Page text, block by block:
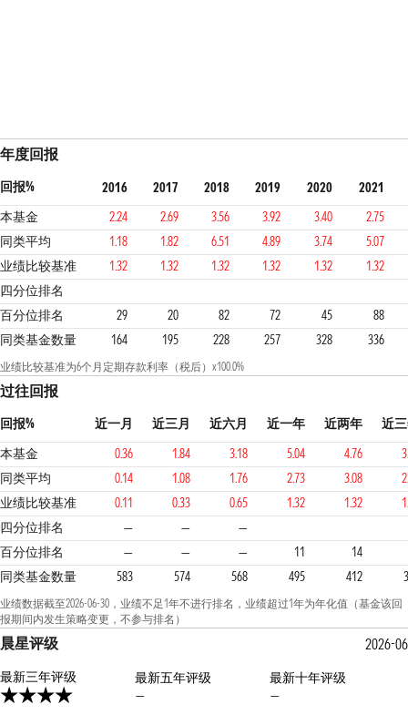
年度回报
回报% 2016 2017 2018 2019 2020
2021
本基金
2.24 2.69 3.56 3.92 3.40
2.75
同类平均
1.18 1.82 6.51 4.89 3.74
5.07
业绩比较基准
1.32 1.32 1.32 1.32 1.32
1.32
四分位排名
2 1 4 3 2 4 3
百分位排名 29 20 82 72 45
88
同类基金数量
164 195 228 257 328 336
业绩比较基准为6个月定期存款利率（税后）x100.0%
过往回报
回报% 近一月 近三月 近六月 近一年 近两年
近
本基金
0.36 1.84 3.18 5.04 4.76
同类平均
0.14 1.08 1.76 2.73 3.08
业绩比较基准
0.11 0.33 0.65 1.32 1.32
四分位排名
— — —
1 1 1
百分位排名 — — — 11
14
同类基金数量
583 574 568 495 412
业绩数据截至2026-06-30，业绩不足1年不进行排名，业绩超过1年为年化值（基金该回
报期间内发生策略变更，不参与排名）
晨星评级 2026-06
最新三年评级
最新五年评级
—
最新十年评级
—